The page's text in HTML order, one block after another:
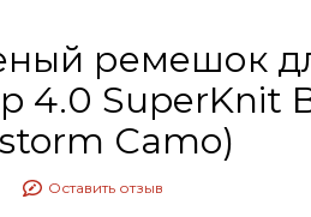
ремешок
4.0 SuperKnit
Camo)
Оставить отзыв